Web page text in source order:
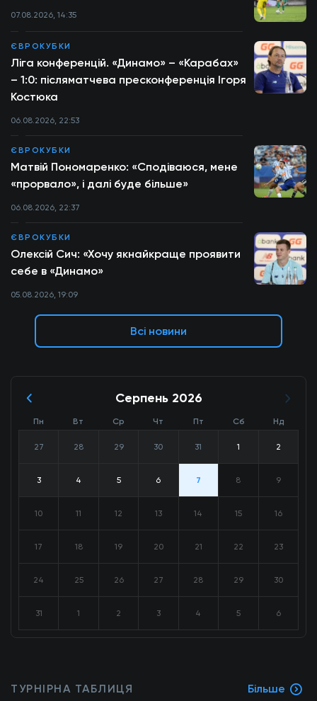
07.08.2026, 14:35
ЄВРОКУБКИ
Ліга конференцій. «Динамо» – «Карабах»
– 1:0: післяматчева пресконференція Ігоря
Костюка
06.08.2026, 22:53
ЄВРОКУБКИ
Матвій Пономаренко: «Сподіваюся, мене
«прорвало», і далі буде більше»
06.08.2026, 22:37
ЄВРОКУБКИ
Олексій Сич: «Хочу якнайкраще проявити
себе в «Динамо»
05.08.2026, 19:09
Всі новини
Серпень 2026
Пн Вт Ср Чт Пт Сб Нд
27 28 29 30 31 1 2
3 4 5 6 7 8 9
10 11 12 13 14 15 16
17 18 19 20 21 22 23
24 25 26 27 28 29 30
31 1 2 3 4 5 6
ТУРНІРНА ТАБЛИЦЯ Більше